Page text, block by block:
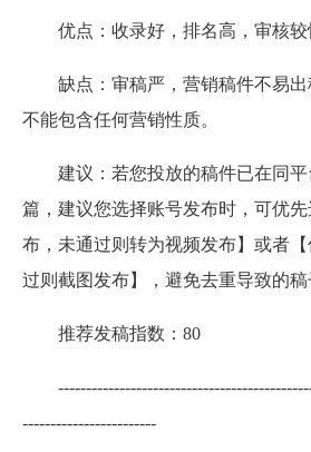
优点：收录好，排名高，审核较
缺点：审稿严，营销稿件不易
不能包含任何营销性质。
建议：若您投放的稿件已在同
篇，建议您选择账号发布时，可优
布，未通过则转为视频发布】或者
过则截图发布】，避免去重导致的稿
推荐发稿指数：80
------------------------